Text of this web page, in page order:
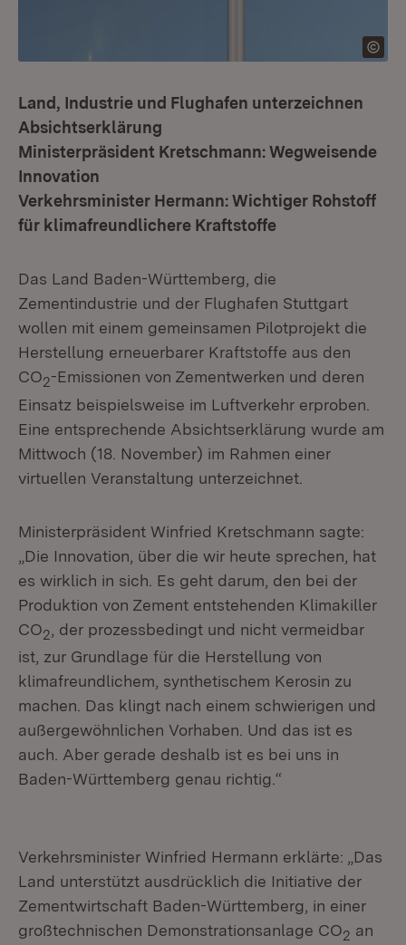
Land, Industrie und Flughafen unterzeichnen
Absichtserklärung
Ministerpräsident Kretschmann: Wegweisende
Innovation
Verkehrsminister Hermann: Wichtiger Rohstoff
für klimafreundlichere Kraftstoffe
Das Land Baden-Württemberg, die
Zementindustrie und der Flughafen Stuttgart
wollen mit einem gemeinsamen Pilotprojekt die
Herstellung erneuerbarer Kraftstoffe aus den
CO2-Emissionen von Zementwerken und deren
Einsatz beispielsweise im Luftverkehr erproben.
Eine entsprechende Absichtserklärung wurde am
Mittwoch (18. November) im Rahmen einer
virtuellen Veranstaltung unterzeichnet.
Ministerpräsident Winfried Kretschmann sagte:
„Die Innovation, über die wir heute sprechen, hat
es wirklich in sich. Es geht darum, den bei der
Produktion von Zement entstehenden Klimakiller
CO2
, der prozessbedingt und nicht vermeidbar
ist, zur Grundlage für die Herstellung von
klimafreundlichem, synthetischem Kerosin zu
machen. Das klingt nach einem schwierigen und
außergewöhnlichen Vorhaben. Und das ist es
auch. Aber gerade deshalb ist es bei uns in
Baden-Württemberg genau richtig.“
Verkehrsminister Winfried Hermann erklärte: „Das
Land unterstützt ausdrücklich die Initiative der
Zementwirtschaft Baden-Württemberg, in einer
großtechnischen Demonstrationsanlage CO2 an